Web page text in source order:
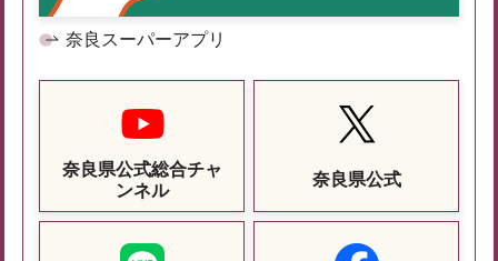
奈良スーパーアプリ
奈良県公式総合チャ
ンネル
奈良県公式